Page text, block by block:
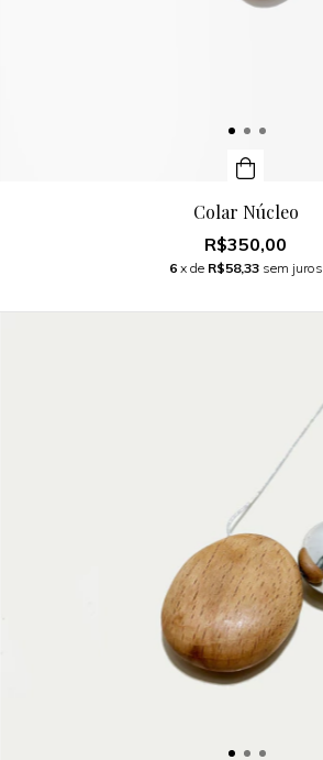
Colar Núcleo
R$350,00
6 x de R$58,33 sem juros